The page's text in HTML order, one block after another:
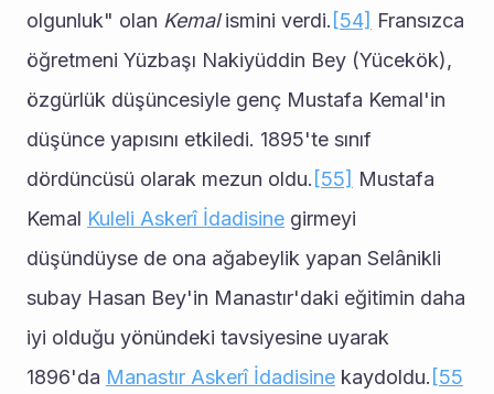
olgunluk" olan Kemal ismini verdi. [54] Fransızca
öğretmeni Yüzbaşı Nakiyüddin Bey (Yücekök),
özgürlük düşüncesiyle genç Mustafa Kemal'in
düşünce yapısını etkiledi. 1895'te sınıf
dördüncüsü olarak mezun oldu. [55] Mustafa
Kemal Kuleli Askerî İdadisine girmeyi
düşündüyse de ona ağabeylik yapan Selânikli
subay Hasan Bey'in Manastır'daki eğitimin daha
iyi olduğu yönündeki tavsiyesine uyarak
1896'da Manastır Askerî İdadisine kaydoldu. [55